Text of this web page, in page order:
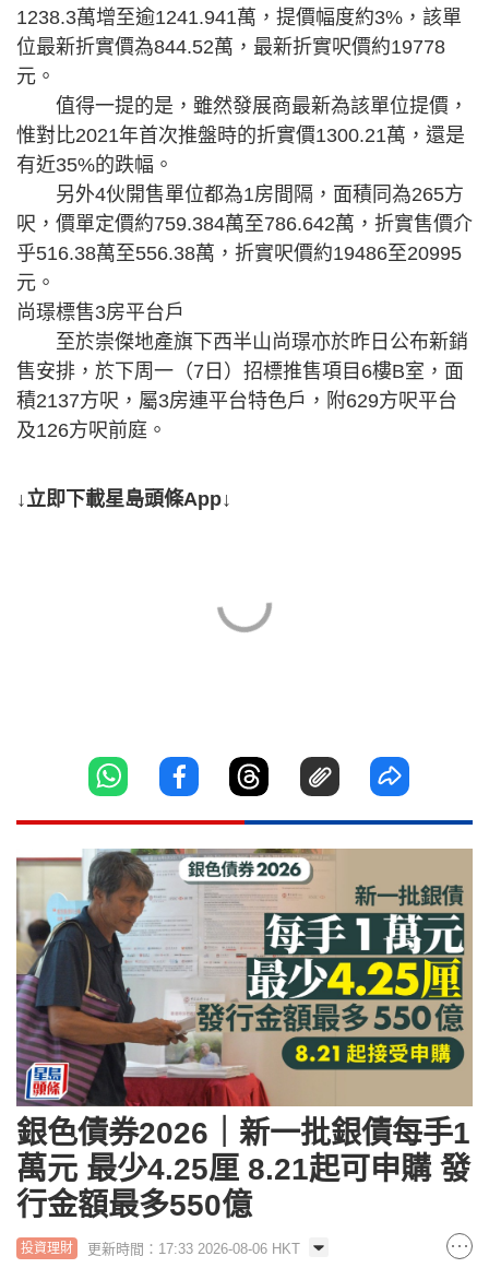
1238.3萬增至逾1241.941萬，提價幅度約3%，該單
位最新折實價為844.52萬，最新折實呎價約19778
元。
值得一提的是，雖然發展商最新為該單位提價，
惟對比2021年首次推盤時的折實價1300.21萬，還是
有近35%的跌幅。
另外4伙開售單位都為1房間隔，面積同為265方
呎，價單定價約759.384萬至786.642萬，折實售價介
乎516.38萬至556.38萬，折實呎價約19486至20995
元。
尚璟標售3房平台戶
至於崇傑地產旗下西半山尚璟亦於昨日公布新銷
售安排，於下周一（7日）招標推售項目6樓B室，面
積2137方呎，屬3房連平台特色戶，附629方呎平台
及126方呎前庭。
↓立即下載星島頭條App↓
銀色債券2026｜新一批銀債每手1
萬元 最少4.25厘 8.21起可申購 發
行金額最多550億
投資理財 更新時間：17:33 2026-08-06 HKT